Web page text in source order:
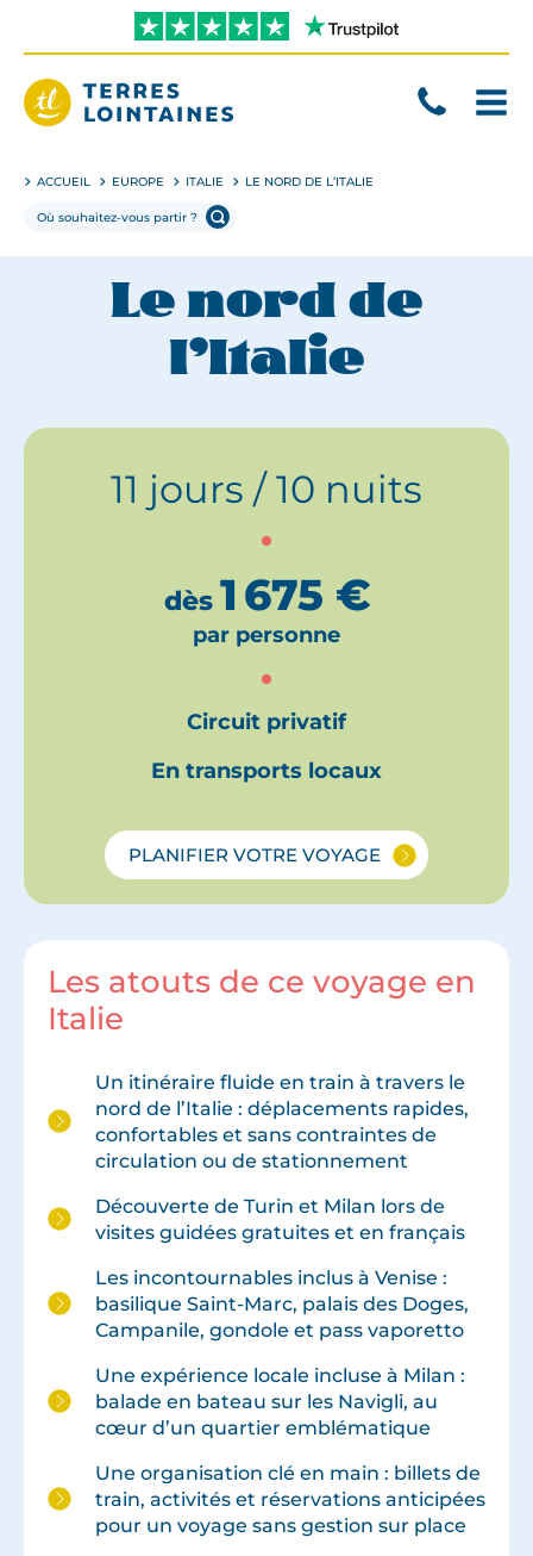
directement
contenu
ACCUEIL EUROPE ITALIE LE NORD DE L’ITALIE
Le nord de
l’Italie
11 jours / 10 nuits
dès 1 675 €
par personne
Circuit privatif
En transports locaux
PLANIFIER VOTRE VOYAGE
Les atouts de ce voyage en
Italie
Un itinéraire fluide en train à travers le
nord de l’Italie : déplacements rapides,
confortables et sans contraintes de
circulation ou de stationnement
Découverte de Turin et Milan lors de
visites guidées gratuites et en français
Les incontournables inclus à Venise :
basilique Saint-Marc, palais des Doges,
Campanile, gondole et pass vaporetto
Une expérience locale incluse à Milan :
balade en bateau sur les Navigli, au
cœur d’un quartier emblématique
Une organisation clé en main : billets de
train, activités et réservations anticipées
pour un voyage sans gestion sur place